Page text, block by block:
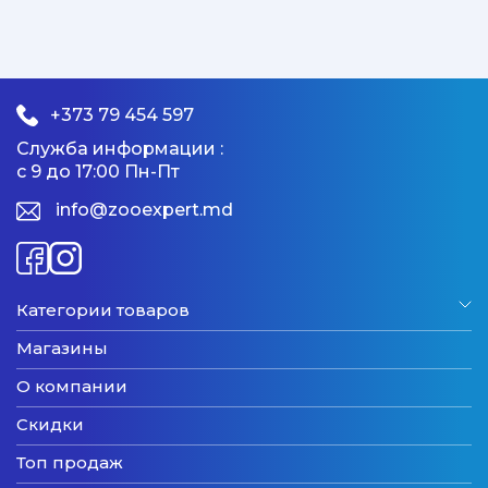
+373 79 454 597
Служба информации :
с 9 до 17:00 Пн-Пт
info@zooexpert.md
Категории товаров
Магазины
О компании
Скидки
Топ продаж